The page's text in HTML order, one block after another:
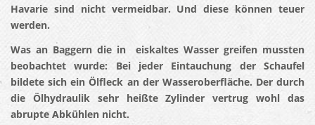
Havarie sind nicht vermeidbar. Und diese können teuer
werden.
Was an Baggern die in eiskaltes Wasser greifen mussten
beobachtet wurde: Bei jeder Eintauchung der Schaufel
bildete sich ein Ölfleck an der Wasseroberfläche. Der durch
die Ölhydraulik sehr heißte Zylinder vertrug wohl das
abrupte Abkühlen nicht.